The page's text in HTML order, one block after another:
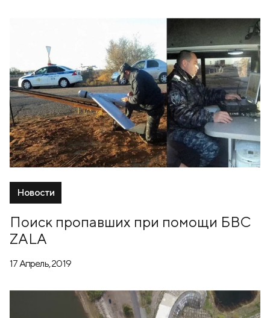
Новости
Поиск пропавших при помощи БВС
ZALA
17 Апрель, 2019